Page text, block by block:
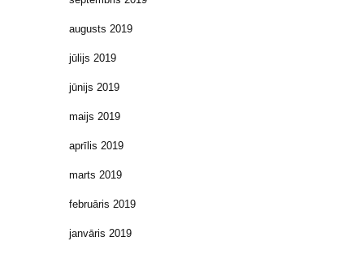
augusts 2019
jūlijs 2019
jūnijs 2019
maijs 2019
aprīlis 2019
marts 2019
februāris 2019
janvāris 2019